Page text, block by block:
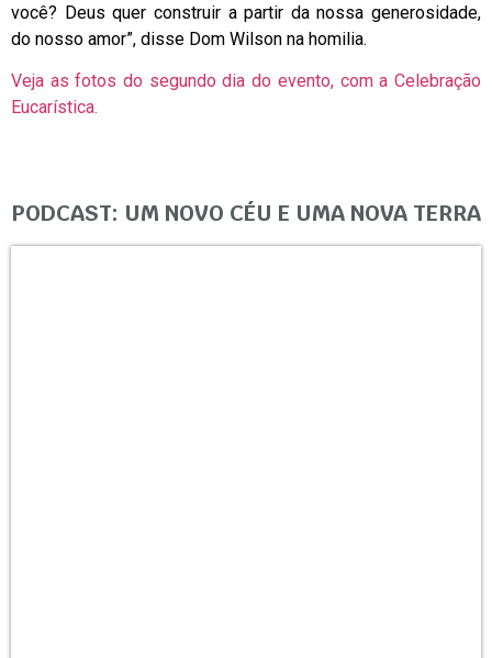
você? Deus quer construir a partir da nossa generosidade,
do nosso amor”, disse Dom Wilson na homilia.
Veja as fotos do segundo dia do evento, com a Celebração
Eucarística.
PODCAST: UM NOVO CÉU E UMA NOVA TERRA